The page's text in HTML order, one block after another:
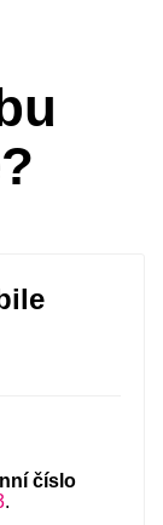
číslo
.